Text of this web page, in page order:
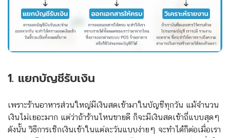
1. แยกบัญชีรับเงิน
เพราะร้านอาหารส่วนใหญ่มีเงินสดเข้ามาในบัญชีทุกวัน แม้จำนวน
เงินไม่เยอะมาก แต่ว่าถ้าร้านไหนขายดี ก็จะมีเงินสดเข้าถี่แบบสุดๆ
ดังนั้น วิธีการเช็กเงินเข้าในแต่ละวันแบบง่ายๆ จะทำได้ก็ต่อเมื่อเรา